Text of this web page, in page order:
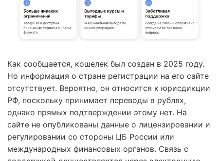
Как сообщается, кошелек был создан в 2025 году.
Но информация о стране регистрации на его сайте
отсутствует. Вероятно, он относится к юрисдикции
РФ, поскольку принимает переводы в рублях,
однако прямых подтверждении этому нет. На
сайте не опубликованы данные о лицензировании и
регулировании со стороны ЦБ России или
международных финансовых органов. Связь с